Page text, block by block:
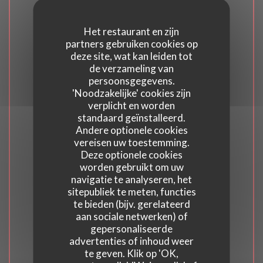
Het restaurant en zijn
partners gebruiken cookies op
deze site, wat kan leiden tot
de verzameling van
persoonsgegevens.
'Noodzakelijke' cookies zijn
verplicht en worden
standaard geïnstalleerd.
Andere optionele cookies
vereisen uw toestemming.
Deze optionele cookies
worden gebruikt om uw
navigatie te analyseren, het
sitepubliek te meten, functies
te bieden (bijv. gerelateerd
aan sociale netwerken) of
gepersonaliseerde
advertenties of inhoud weer
te geven. Klik op 'OK,
Keuken
Fijne keuken, Moderne Franse keuken
Soort bedrijf
Bistrot Restaurant, Bistronomic Restaurant
Diensten
Private Hire, Verwarmd terras, Makkelijk te
parkeren, WIFI, Geblokkeerde toegang
Betaalmethoden
Apple Pay, overschrijving, Paiement Sans
ContactPaiement Sans Contact, Eurocard /
Mastercard, Visa, American Express, controles,